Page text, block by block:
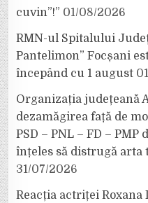
cuvin”!” 01/08/2026
RMN-ul Spitalului
Pantelimon” Focșani
începând cu 1 august
Organizația județeană
dezamăgirea față de
PSD – PNL – FD –
înțeles să distrugă arta
31/07/2026
Reacția actriței